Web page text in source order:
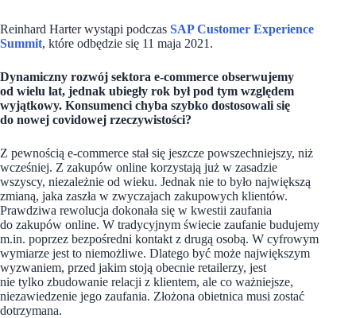
Reinhard Harter wystąpi podczas SAP Customer Experience
Summit, które odbędzie się 11 maja 2021.
Dynamiczny rozwój sektora e-commerce obserwujemy
od wielu lat, jednak ubiegły rok był pod tym względem
wyjątkowy. Konsumenci chyba szybko dostosowali się
do nowej covidowej rzeczywistości?
Z pewnością e-commerce stał się jeszcze powszechniejszy, niż
wcześniej. Z zakupów online korzystają już w zasadzie
wszyscy, niezależnie od wieku. Jednak nie to było największą
zmianą, jaka zaszła w zwyczajach zakupowych klientów.
Prawdziwa rewolucja dokonała się w kwestii zaufania
do zakupów online. W tradycyjnym świecie zaufanie budujemy
m.in. poprzez bezpośredni kontakt z drugą osobą. W cyfrowym
wymiarze jest to niemożliwe. Dlatego być może największym
wyzwaniem, przed jakim stoją obecnie retailerzy, jest
nie tylko zbudowanie relacji z klientem, ale co ważniejsze,
niezawiedzenie jego zaufania. Złożona obietnica musi zostać
dotrzymana.